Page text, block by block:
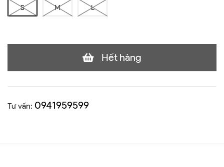
S M L
Hết hàng
Tư vấn: 0941959599